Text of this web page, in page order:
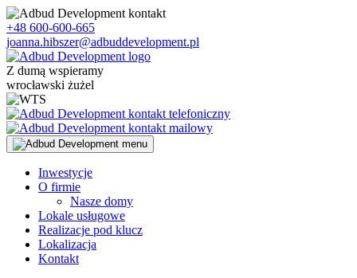
Skip
to
content
+48 600-600-665
joanna.hibszer@adbuddevelopment.pl
Z dumą wspieramy
wrocławski żużel
Inwestycje
O firmie
Nasze domy
Lokale usługowe
Realizacje pod klucz
Lokalizacja
Kontakt